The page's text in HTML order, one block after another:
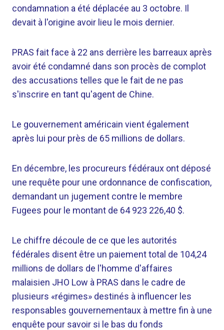
condamnation a été déplacée au 3 octobre. Il
devait à l'origine avoir lieu le mois dernier.
PRAS fait face à 22 ans derrière les barreaux après
avoir été condamné dans son procès de complot
des accusations telles que le fait de ne pas
s'inscrire en tant qu'agent de Chine.
Le gouvernement américain vient également
après lui pour près de 65 millions de dollars.
En décembre, les procureurs fédéraux ont déposé
une requête pour une ordonnance de confiscation,
demandant un jugement contre le membre
Fugees pour le montant de 64 923 226,40 $.
Le chiffre découle de ce que les autorités
fédérales disent être un paiement total de 104,24
millions de dollars de l'homme d'affaires
malaisien JHO Low à PRAS dans le cadre de
plusieurs «régimes» destinés à influencer les
responsables gouvernementaux à mettre fin à une
enquête pour savoir si le bas du fonds